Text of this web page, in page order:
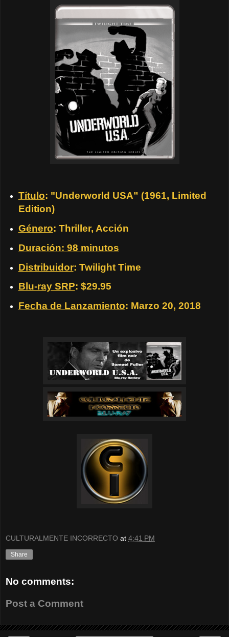
Título: "Underworld USA” (1961, Limited
Edition)
Género: Thriller, Acción
Duración: 98 minutos
Distribuidor: Twilight Time
Blu-ray SRP: $29.95
Fecha de Lanzamiento: Marzo 20, 2018
CULTURALMENTE INCORRECTO at 4:41 PM
Share
No comments:
Post a Comment